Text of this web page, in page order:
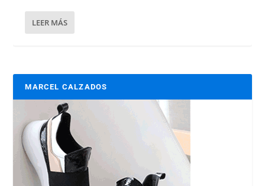
LEER MÁS
MARCEL CALZADOS